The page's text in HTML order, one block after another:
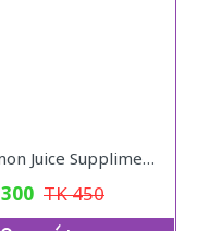
Lemon Juice Suppliment Weight Loss Lemon Juice 120g
300 TK450